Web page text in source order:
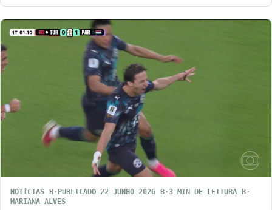
NOTÍCIAS PUBLICADO 22 JUNHO 2026
3 MIN DE LEITURA
MARIANA ALVES